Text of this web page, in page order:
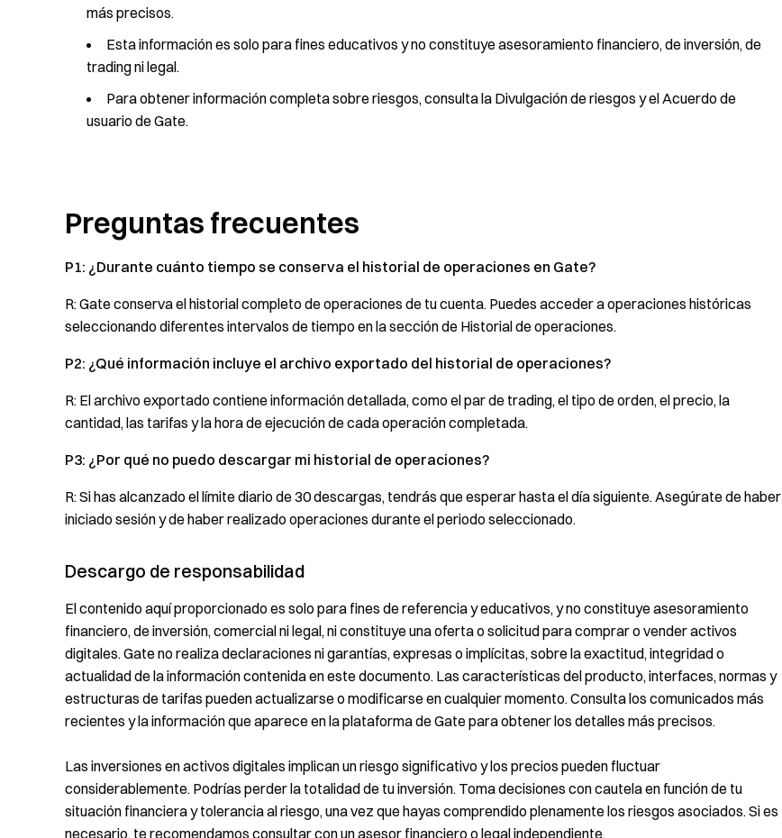
más precisos.
Esta información es solo para fines educativos y no constituye asesoramiento financiero, de inversión, de
trading ni legal.
Para obtener información completa sobre riesgos, consulta la Divulgación de riesgos y el Acuerdo de
usuario de Gate.
Preguntas frecuentes
P1: ¿Durante cuánto tiempo se conserva el historial de operaciones en Gate?
R: Gate conserva el historial completo de operaciones de tu cuenta. Puedes acceder a operaciones históricas
seleccionando diferentes intervalos de tiempo en la sección de Historial de operaciones.
P2: ¿Qué información incluye el archivo exportado del historial de operaciones?
R: El archivo exportado contiene información detallada, como el par de trading, el tipo de orden, el precio, la
cantidad, las tarifas y la hora de ejecución de cada operación completada.
P3: ¿Por qué no puedo descargar mi historial de operaciones?
R: Si has alcanzado el límite diario de 30 descargas, tendrás que esperar hasta el día siguiente. Asegúrate de haber
iniciado sesión y de haber realizado operaciones durante el periodo seleccionado.
Descargo de responsabilidad
El contenido aquí proporcionado es solo para fines de referencia y educativos, y no constituye asesoramiento
financiero, de inversión, comercial ni legal, ni constituye una oferta o solicitud para comprar o vender activos
digitales. Gate no realiza declaraciones ni garantías, expresas o implícitas, sobre la exactitud, integridad o
actualidad de la información contenida en este documento. Las características del producto, interfaces, normas y
estructuras de tarifas pueden actualizarse o modificarse en cualquier momento. Consulta los comunicados más
recientes y la información que aparece en la plataforma de Gate para obtener los detalles más precisos.
Las inversiones en activos digitales implican un riesgo significativo y los precios pueden fluctuar
considerablemente. Podrías perder la totalidad de tu inversión. Toma decisiones con cautela en función de tu
situación financiera y tolerancia al riesgo, una vez que hayas comprendido plenamente los riesgos asociados. Si es
necesario, te recomendamos consultar con un asesor financiero o legal independiente.